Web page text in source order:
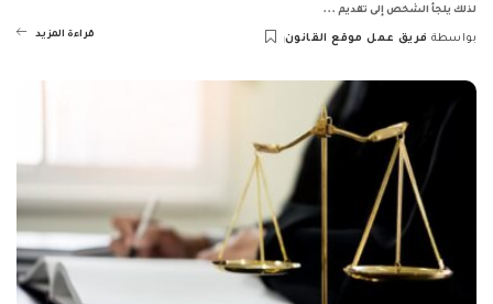
لذلك يلجأ الشخص إلى تقديم ...
بواسطة فريق عمل موقع القانون قراءة المزيد